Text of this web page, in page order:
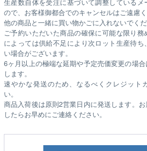
ので、お客様御都合でのキャンセルはご遠慮く
他の商品と一緒に買い物かごに入れないでくだ
ご予約いただいた商品の確保に可能な限り
によっては供給不足により次ロット生産待
い場合がございます。
6ヶ月以上の極端な延期や予定売価変更の場
します。
速やかな発送のため、なるべくクレジット
い。
商品入荷後は原則2営業日内に発送します。
したらお早めにご連絡ください。